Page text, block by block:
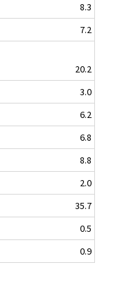
8.3
7.2
20.2
3.0
6.2
6.8
8.8
2.0
35.7
0.5
0.9